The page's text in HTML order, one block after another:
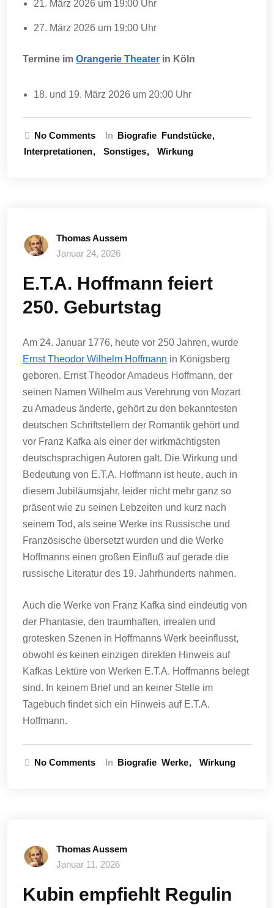
21. März 2026 um 19:00 Uhr
27. März 2026 um 19:00 Uhr
Termine im Orangerie Theater in Köln
18. und 19. März 2026 um 20:00 Uhr
No Comments In Biografie Fundstücke
Interpretationen
Sonstiges Wirkung
Thomas Aussem
Januar 24, 2026
E.T.A. Hoffmann feiert
250. Geburtstag
Am 24. Januar 1776, heute vor 250 Jahren, wurde
Ernst Theodor Wilhelm Hoffmann in Königsberg
geboren. Ernst Theodor Amadeus Hoffmann, der
seinen Namen Wilhelm aus Verehrung von Mozart
zu Amadeus änderte, gehört zu den bekanntesten
deutschen Schriftstellern der Romantik gehört und
vor Franz Kafka als einer der wirkmächtigsten
deutschsprachigen Autoren galt. Die Wirkung und
Bedeutung von E.T.A. Hoffmann ist heute, auch in
diesem Jubiläumsjahr, leider nicht mehr ganz so
präsent wie zu seinen Lebzeiten und kurz nach
seinem Tod, als seine Werke ins Russische und
Französische übersetzt wurden und die Werke
Hoffmanns einen großen Einfluß auf gerade die
russische Literatur des 19. Jahrhunderts nahmen.
Auch die Werke von Franz Kafka sind eindeutig von
der Phantasie, den traumhaften, irrealen und
grotesken Szenen in Hoffmanns Werk beeinflusst,
obwohl es keinen einzigen direkten Hinweis auf
Kafkas Lektüre von Werken E.T.A. Hoffmanns belegt
sind. In keinem Brief und an keiner Stelle im
Tagebuch findet sich ein Hinweis auf E.T.A.
Hoffmann.
No Comments In Biografie Werke Wirkung
Thomas Aussem
Januar 11, 2026
Kubin empfiehlt Regulin